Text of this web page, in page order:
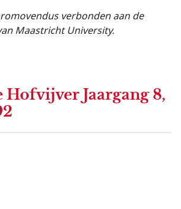
verbonden aan de
Maastricht University.
Hofvijver Jaargang 8,